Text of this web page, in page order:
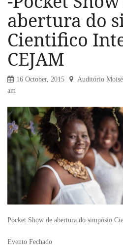
abertura do
Cientifico
CEJAM
16 October, 2015 Auditório
am
Pocket Show de abertura do simpósio
Evento Fechado